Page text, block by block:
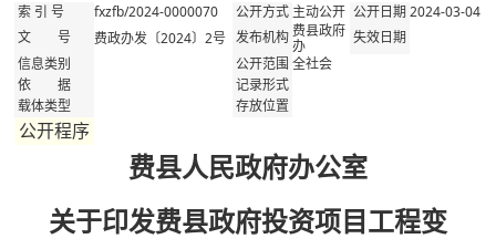
索 引 号 fxzfb/2024-0000070 公开方式 主动公开 公开日期2024-03-04
文 号 费政办发〔2024〕2号 发布机构费县政府
办
失效日期
信息类别
公开范围全社会
依 据
记录形式
载体类型
存放位置
公开程序
费县人民政府办公室
关于印发费县政府投资项目工程变